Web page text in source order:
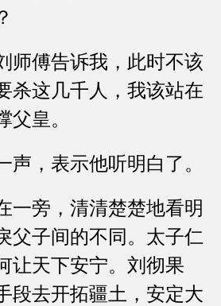
傅告诉我，此时不该
杀这几千人，我该站在
父皇。
，表示他听明白了。
旁，清清楚楚地看明
父子间的不同。太子仁
让天下安宁。刘彻果
段去开拓疆土，安定大